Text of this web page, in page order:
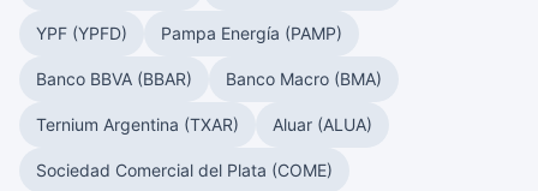
YPF (YPFD) Pampa Energía (PAMP)
Banco BBVA (BBAR) Banco Macro (BMA)
Ternium Argentina (TXAR) Aluar (ALUA)
Sociedad Comercial del Plata (COME)